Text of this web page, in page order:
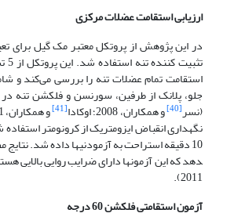
ارزیابی استقامت عضلات مرکزی
در این پژوهش از پروتکل معتبر مک گیل برای
استقامت تمام عضلات تنه را بررسی می‌کند و
(نسر[40] و همکاران، 2008؛ اوکادا [41]
نگهداری انقباض ایزومتریک از کرونومتر
10 دقیقه استراحت به آزمودنی­ها داده شد. نتایج
دهد که این آزمون­ها دارای ضرایب روایی بالایی
2011).
آزمون استقامتی فلکشن 60 درجه